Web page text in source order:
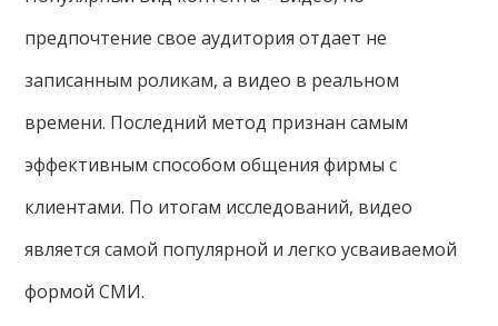
предпочтение свое аудитория отдает не
записанным роликам, а видео в реальном
времени. Последний метод признан самым
эффективным способом общения фирмы с
клиентами. По итогам исследований, видео
является самой популярной и легко усваиваемой
формой СМИ.